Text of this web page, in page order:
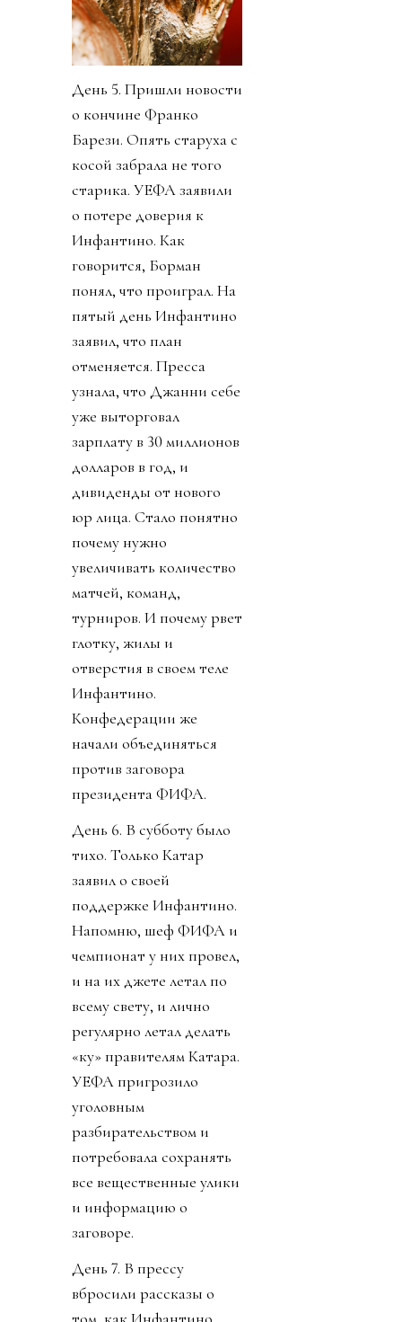
День 5. Пришли новости
о кончине Франко
Барези. Опять старуха с
косой забрала не того
старика. УЕФА заявили
о потере доверия к
Инфантино. Как
говорится, Борман
понял, что проиграл. На
пятый день Инфантино
заявил, что план
отменяется. Пресса
узнала, что Джанни себе
уже выторговал
зарплату в 30 миллионов
долларов в год, и
дивиденды от нового
юр лица. Стало понятно
почему нужно
увеличивать количество
матчей, команд,
турниров. И почему рвет
глотку, жилы и
отверстия в своем теле
Инфантино.
Конфедерации же
начали объединяться
против заговора
президента ФИФА.
День 6. В субботу было
тихо. Только Катар
заявил о своей
поддержке Инфантино.
Напомню, шеф ФИФА и
чемпионат у них провел,
и на их джете летал по
всему свету, и лично
регулярно летал делать
«ку» правителям Катара.
УЕФА пригрозило
уголовным
разбирательством и
потребовала сохранять
все вещественные улики
и информацию о
заговоре.
День 7. В прессу
вбросили рассказы о